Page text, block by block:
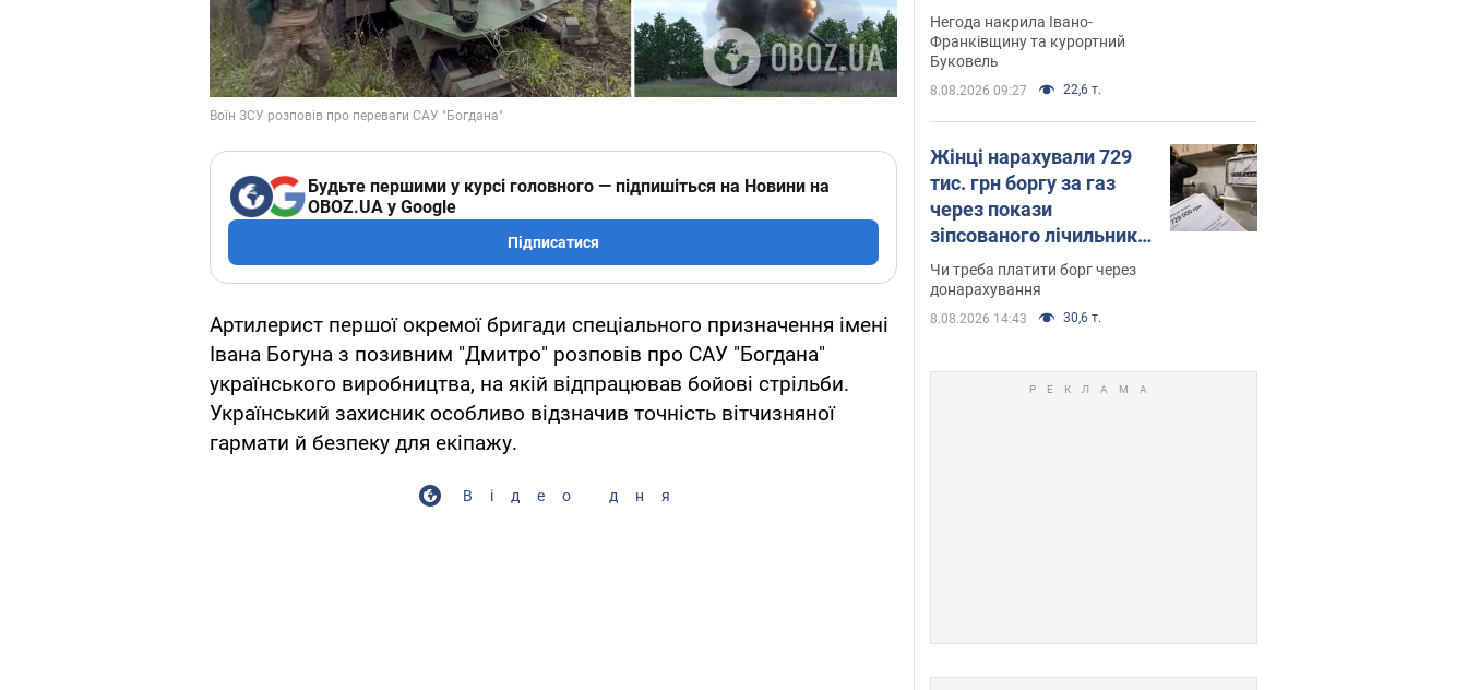
Будьте першими у курсі головного — підпишіться на Новини на
OBOZ.UA у Google
Підписатися
Артилерист першої окремої бригади спеціального призначення імені
Івана Богуна з позивним "Дмитро" розповів про САУ "Богдана"
українського виробництва, на якій відпрацював бойові стрільби.
Український захисник особливо відзначив точність вітчизняної
гармати й безпеку для екіпажу.
Відео дня
перетворились на
річки. Відео
Негода накрила Івано-
Франківщину та курортний
Буковель
8.08.2026 09:27 22,6 т.
Жінці нарахували 729
тис. грн боргу за газ
через покази
зіпсованого лічильника:
суддя ухвалив
неочікуване рішення
Чи треба платити борг через
донарахування
8.08.2026 14:43 30,6 т.